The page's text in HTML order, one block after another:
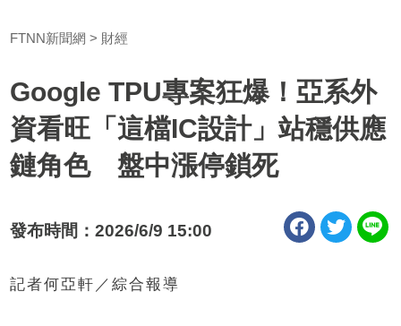
FTNN新聞網 財經
Google TPU專案狂爆！亞系外
資看旺「這檔IC設計」站穩供應
鏈角色 盤中漲停鎖死
發布時間：2026/6/9 15:00
記者何亞軒／綜合報導